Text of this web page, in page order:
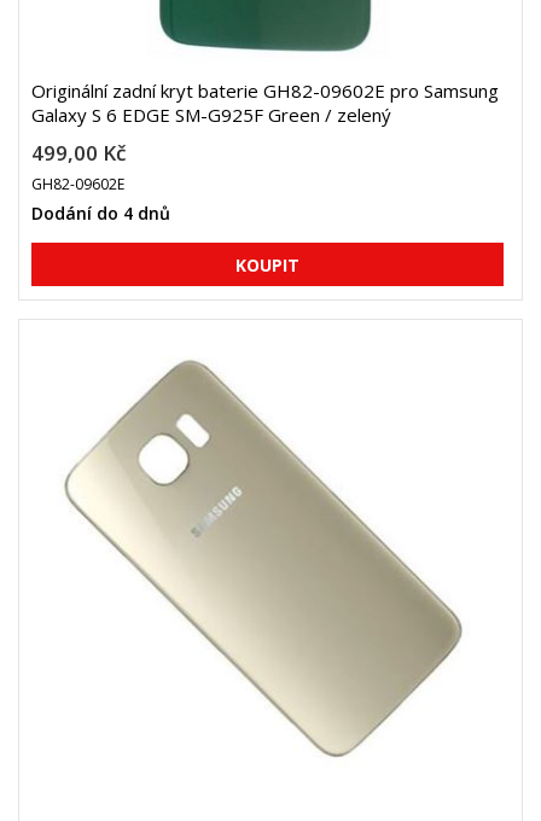
Originální zadní kryt baterie GH82-09602E pro Samsung
Galaxy S 6 EDGE SM-G925F Green / zelený
499,00 Kč
GH82-09602E
Dodání do 4 dnů